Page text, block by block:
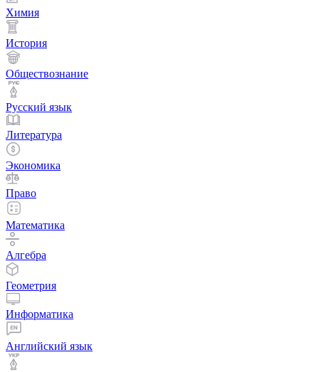
Химия
История
Обществознание
Русский язык
Литература
Экономика
Право
Математика
Алгебра
Геометрия
Информатика
Английский язык